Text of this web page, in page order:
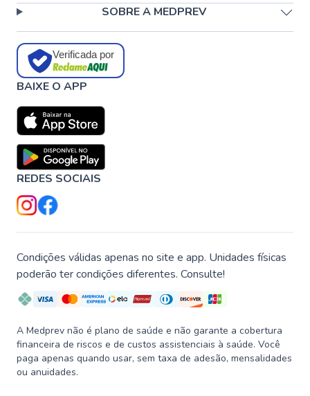
SOBRE A MEDPREV
Verificada por
BAIXE O APP
REDES SOCIAIS
Condições válidas apenas no site e app. Unidades físicas
poderão ter condições diferentes. Consulte!
A Medprev não é plano de saúde e não garante a cobertura
financeira de riscos e de custos assistenciais à saúde. Você
paga apenas quando usar, sem taxa de adesão, mensalidades
ou anuidades.